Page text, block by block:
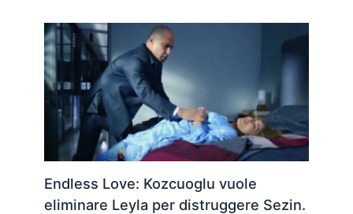
Endless Love: Kozcuoglu vuole
eliminare Leyla per distruggere Sezin.